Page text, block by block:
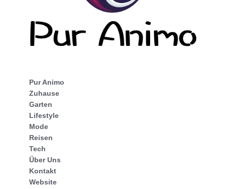
Pur Animo
Zuhause
Garten
Lifestyle
Mode
Reisen
Tech
Über Uns
Kontakt
Website